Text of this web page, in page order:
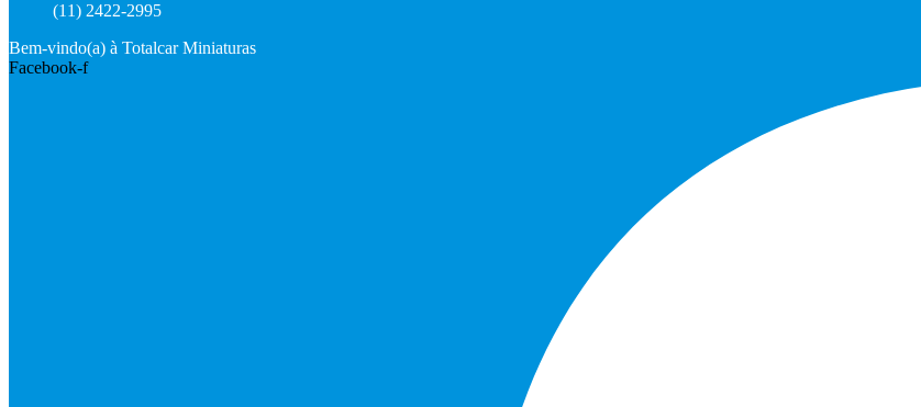
(11) 2422-2995
Bem-vindo(a) à Totalcar Miniaturas
Facebook-f